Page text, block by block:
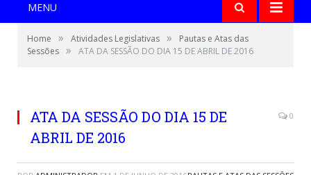
MENU
Home » Atividades Legislativas »
Pautas e Atas das
Sessões » ATA DA SESSÃO DO DIA 15 DE ABRIL DE 2016
ATA DA SESSÃO DO DIA 15 DE
ABRIL DE 2016
0